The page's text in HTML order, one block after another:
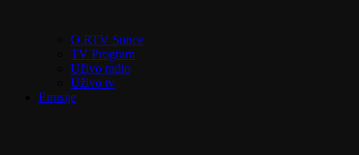
O RTV Sunce
TV Program
Uživo radio
Uživo tv
Emisije